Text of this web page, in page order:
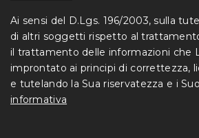
Ai sensi del D.Lgs. 196/2003, sulla
di altri soggetti rispetto al
il trattamento delle informazioni che
improntato ai principi di correttezza,
e tutelando la Sua riservatezza e i
informativa